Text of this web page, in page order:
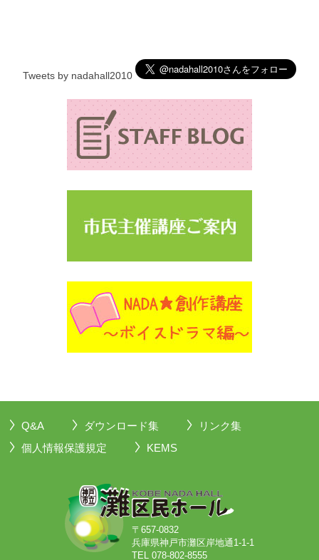
Tweets by nadahall2010
Q&A ダウンロード集
リンク集
個人情報保護規定
KEMS
〒657-0832
兵庫県神戸市灘区岸地通1-1-1
TEL 078-802-8555